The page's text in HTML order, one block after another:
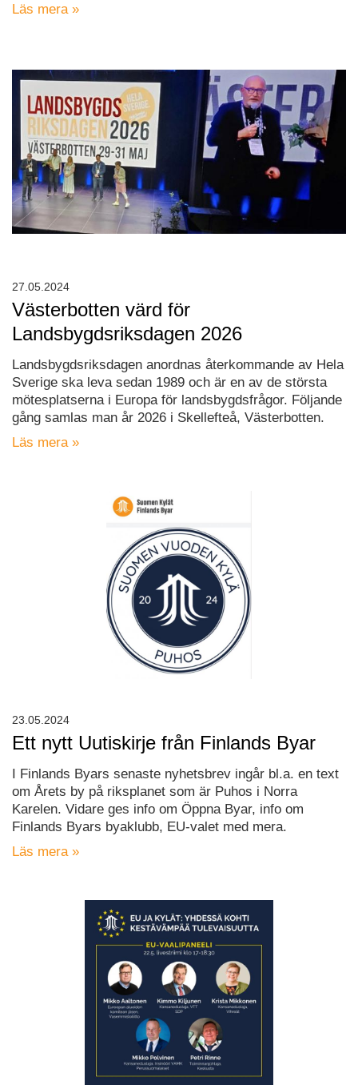
Läs mera »
Västerbotten värd för
Landsbygdsriksdagen 2026
Landsbygdsriksdagen anordnas återkommande av Hela
Sverige ska leva sedan 1989 och är en av de största
mötesplatserna i Europa för landsbygdsfrågor. Följande
gång samlas man år 2026 i Skellefteå, Västerbotten.
Läs mera »
27.05.2024
Ett nytt Uutiskirje från Finlands Byar
I Finlands Byars senaste nyhetsbrev ingår bl.a. en text
om Årets by på riksplanet som är Puhos i Norra
Karelen. Vidare ges info om Öppna Byar, info om
Finlands Byars byaklubb, EU-valet med mera.
Läs mera »
23.05.2024